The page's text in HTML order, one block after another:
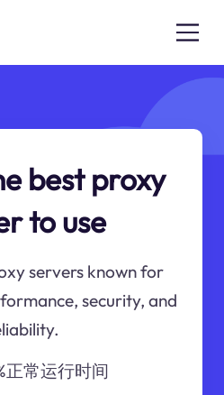
best proxy
to use
servers known for
security, and
正常运行时间